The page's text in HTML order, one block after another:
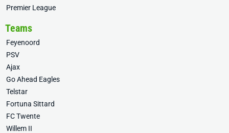
Premier League
Teams
Feyenoord
PSV
Ajax
Go Ahead Eagles
Telstar
Fortuna Sittard
FC Twente
Willem II